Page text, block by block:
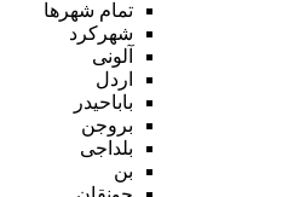
تمام شهر‌ها
شهرکرد
آلونی
اردل
باباحیدر
بروجن
بلداجی
بن